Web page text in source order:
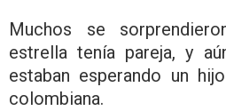
Muchos se
estrella tenía pareja, y
estaban esperando un
colombiana.